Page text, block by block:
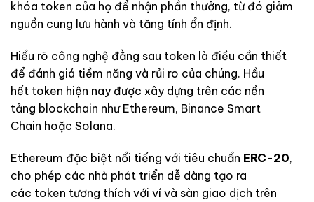
khóa token của họ để nhận phần thưởng, từ đó giảm
nguồn cung lưu hành và tăng tính ổn định.
Hiểu rõ công nghệ đằng sau token là điều cần thiết
để đánh giá tiềm năng và rủi ro của chúng. Hầu
hết token hiện nay được xây dựng trên các nền
tảng blockchain như Ethereum, Binance Smart
Chain hoặc Solana.
Ethereum đặc biệt nổi tiếng với tiêu chuẩn ERC-20,
cho phép các nhà phát triển dễ dàng tạo ra
các token tương thích với ví và sàn giao dịch trên